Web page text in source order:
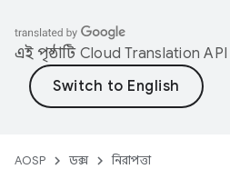
এই পৃষ্ঠাটি Cloud Translation API
AOSP ডক্স নিরাপত্তা